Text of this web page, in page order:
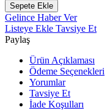
Sepete Ekle
Gelince Haber Ver
Listeye Ekle Tavsiye Et
Paylaş
Ürün Açıklaması
Ödeme Seçenekleri
Yorumlar
Tavsiye Et
İade Koşulları